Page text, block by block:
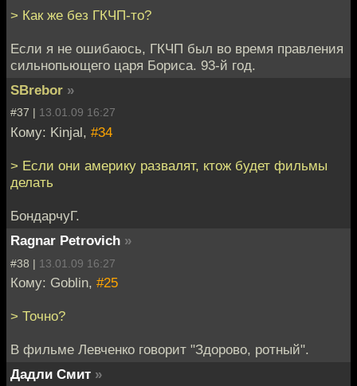
> Как же без ГКЧП-то?
Если я не ошибаюсь, ГКЧП был во время правления
сильнопьющего царя Бориса. 93-й год.
SBrebor »
#37 | 13.01.09 16:27
Кому: Kinjal, #34
> Если они америку развалят, ктож будет фильмы
делать
БондарчуГ.
Ragnar Petrovich »
#38 | 13.01.09 16:27
Кому: Goblin, #25
> Точно?
В фильме Левченко говорит "Здорово, ротный".
Дадли Смит »